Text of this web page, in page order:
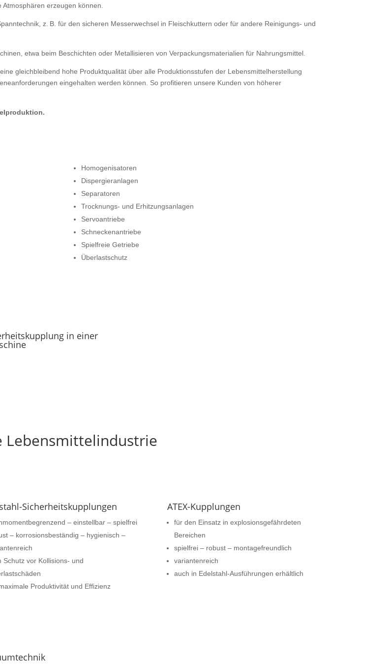
erzeugen können.
z. B. für den sicheren Messerwechsel in Fleischkuttern oder für andere Reinigungs- und
etwa beim Beschichten oder Metallisieren von Verpackungsmaterialien für Nahrungsmittel.
gleichbleibend hohe Produktqualität über alle Produktionsstufen der Lebensmittelherstellung
eingehalten werden können. So profitieren unsere Kunden von höherer
Homogenisatoren
Dispergieranlagen
Separatoren
Trocknungs- und Erhitzungsanlagen
Servoantriebe
Schneckenantriebe
Spielfreie Getriebe
Überlastschutz
in einer
Sicherheitskupplungen
– einstellbar – spielfrei
– korrosionsbeständig – hygienisch –
Schutz vor Kollisions- und
Produktivität und Effizienz
ATEX-Kupplungen
für den Einsatz in explosionsgefährdeten
Bereichen
spielfrei – robust – montagefreundlich
variantenreich
auch in Edelstahl-Ausführungen erhältlich